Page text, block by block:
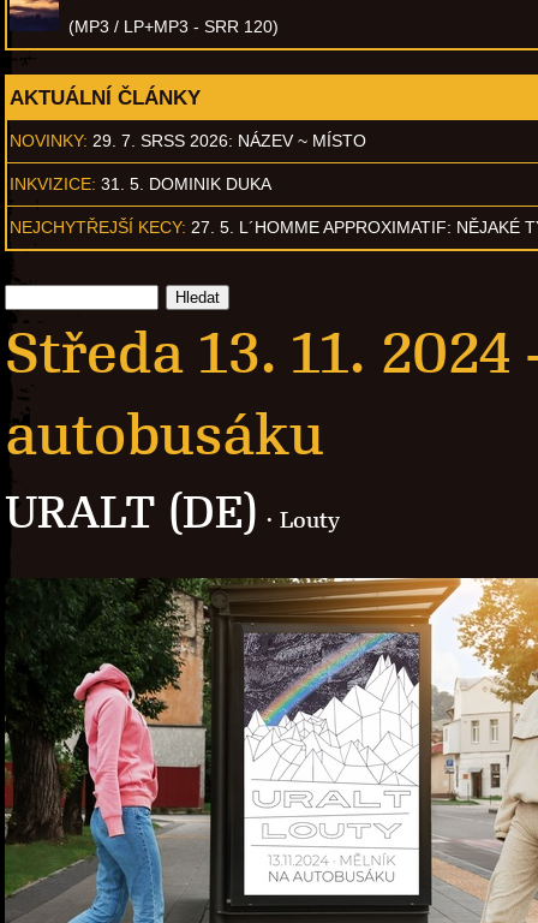
(MP3 / LP+MP3 - SRR 120)
AKTUÁLNÍ ČLÁNKY
NOVINKY: 29. 7. SRSS 2026: NÁZEV ~ MÍSTO
INKVIZICE: 31. 5. DOMINIK DUKA
NEJCHYTŘEJŠÍ KECY: 27. 5. L´HOMME APPROXIMATIF: NĚJAKÉ
Středa 13. 11. 2024
autobusáku
URALT (DE) · Louty